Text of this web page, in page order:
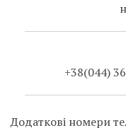
+38(044)
Додаткові номери